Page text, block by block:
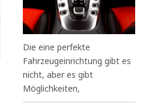
Die eine perfekte
Fahrzeugeinrichtung gibt es
nicht, aber es gibt
Möglichkeiten,